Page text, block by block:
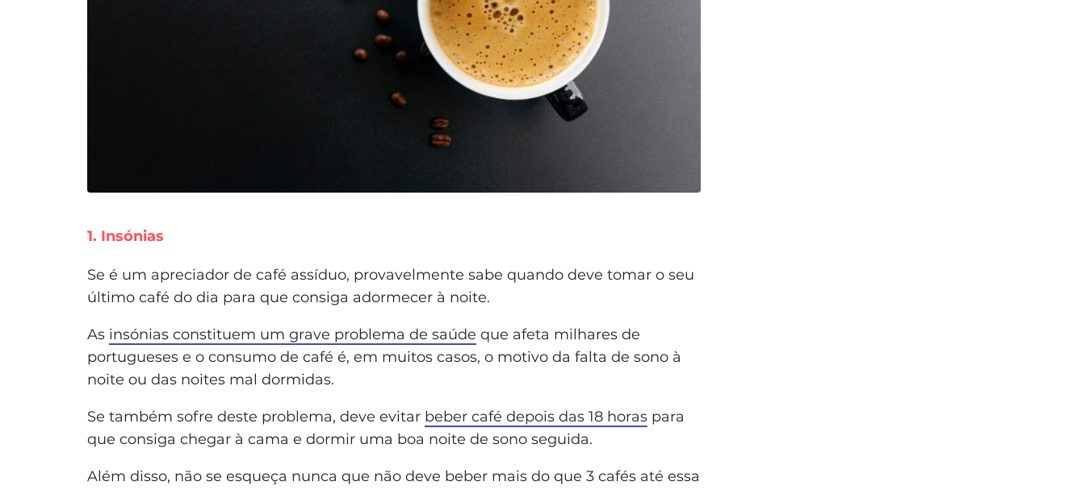
1. Insónias
Se é um apreciador de café assíduo, provavelmente sabe quando deve tomar o seu
último café do dia para que consiga adormecer à noite.
As insónias constituem um grave problema de saúde que afeta milhares de
portugueses e o consumo de café é, em muitos casos, o motivo da falta de sono à
noite ou das noites mal dormidas.
Se também sofre deste problema, deve evitar beber café depois das 18 horas para
que consiga chegar à cama e dormir uma boa noite de sono seguida.
Além disso, não se esqueça nunca que não deve beber mais do que 3 cafés até essa